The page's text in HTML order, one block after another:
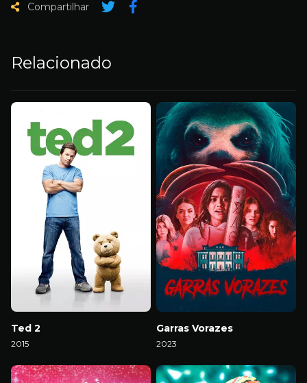
Compartilhar
Relacionado
Ted 2
2015
Garras Vorazes
2023